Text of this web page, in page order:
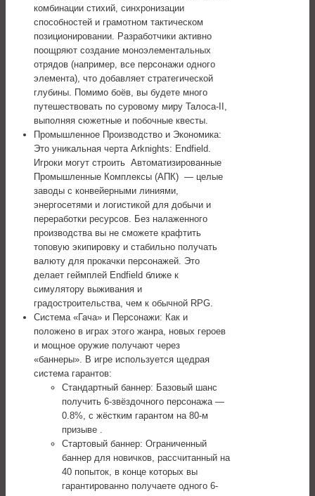
комбинации стихий, синхронизации
способностей и грамотном тактическом
позиционировании. Разработчики активно
поощряют создание моноэлементальных
отрядов (например, все персонажи одного
элемента), что добавляет стратегической
глубины. Помимо боёв, вы будете много
путешествовать по суровому миру Талоса-II,
выполняя сюжетные и побочные квесты.
Промышленное Производство и Экономика:
Это уникальная черта Arknights: Endfield.
Игроки могут строить Автоматизированные
Промышленные Комплексы (АПК) — целые
заводы с конвейерными линиями,
энергосетями и логистикой для добычи и
переработки ресурсов. Без налаженного
производства вы не сможете крафтить
топовую экипировку и стабильно получать
валюту для прокачки персонажей. Это
делает геймплей Endfield ближе к
симулятору выживания и
градостроительства, чем к обычной RPG.
Система «Гача» и Персонажи: Как и
положено в играх этого жанра, новых героев
и мощное оружие получают через
«баннеры». В игре используется щедрая
система гарантов:
Стандартный баннер: Базовый шанс
получить 6-звёздочного персонажа —
0.8%, с жёстким гарантом на 80-м
призыве .
Стартовый баннер: Ограниченный
баннер для новичков, рассчитанный на
40 попыток, в конце которых вы
гарантированно получаете одного 6-